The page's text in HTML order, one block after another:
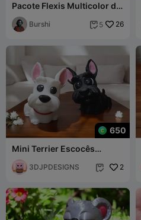
Pacote Flexis Multicolor de
Five Nights at Freddy's
Burshi  5 26
650
Mini Terrier Escocês
Flexível Articulado
3DJPDESIGNS  2